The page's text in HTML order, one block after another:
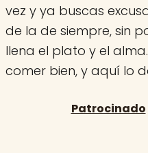
vez y ya buscas
de la de siempre, sin
llena el plato y el
comer bien, y aquí lo